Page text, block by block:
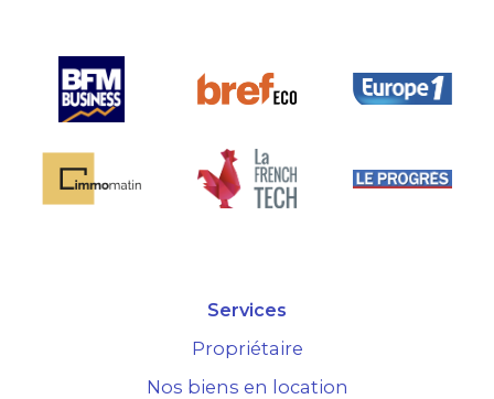
Services
Propriétaire
Nos biens en location